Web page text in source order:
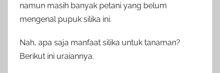
namun masih banyak petani yang belum
mengenal pupuk silika ini.
Nah, apa saja manfaat silika untuk tanaman?
Berikut ini uraiannya.